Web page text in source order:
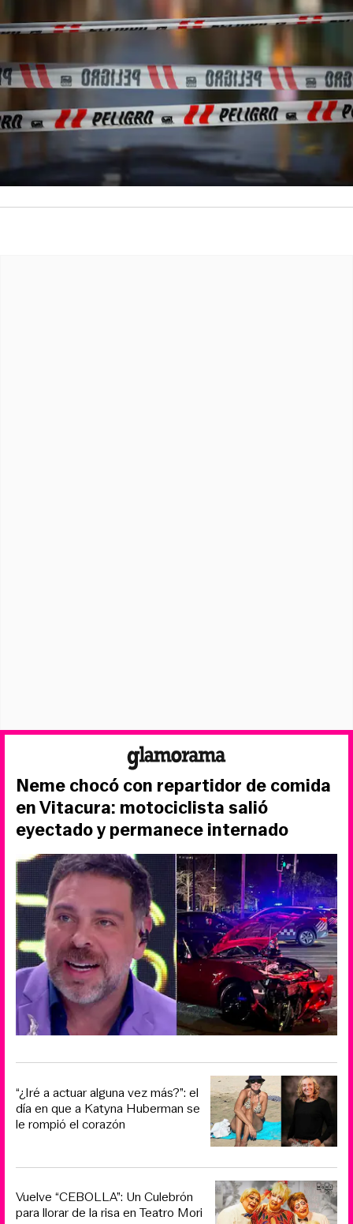
Neme chocó con repartidor de comida
en Vitacura: motociclista salió
eyectado y permanece internado
“¿Iré a actuar alguna vez más?”: el
día en que a Katyna Huberman se
le rompió el corazón
Vuelve “CEBOLLA”: Un Culebrón
para llorar de la risa en Teatro Mori